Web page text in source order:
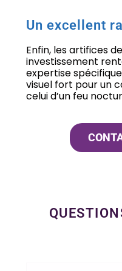
Un excellent
Enfin, les artifices
investissement
expertise
visuel fort pour un
celui d’un feu